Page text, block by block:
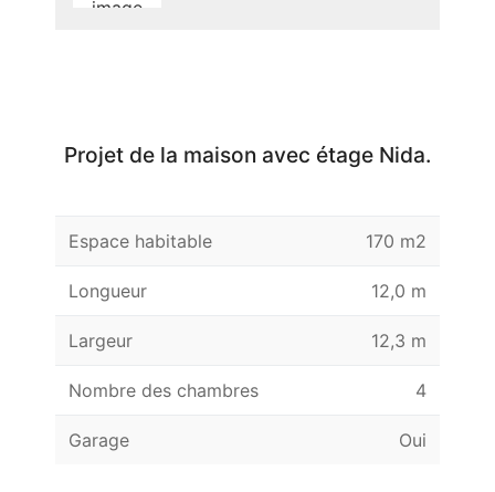
Projet de la maison avec étage Nida.
Espace habitable 170 m2
Longueur 12,0 m
Largeur 12,3 m
Nombre des chambres 4
Garage Oui